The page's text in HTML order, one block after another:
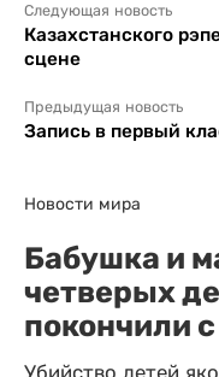
Следующая новость
Казахстанского
сцене
Предыдущая новость
Запись в первый
Новости мира
Бабушка и
четверых
покончили
Убийство детей